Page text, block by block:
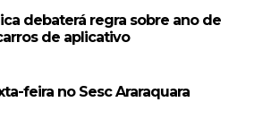
debaterá regra sobre ano de
de aplicativo
feira no Sesc Araraquara